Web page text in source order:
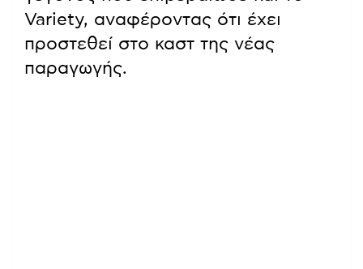
Variety, αναφέροντας ότι έχει
προστεθεί στο καστ της νέας
παραγωγής.